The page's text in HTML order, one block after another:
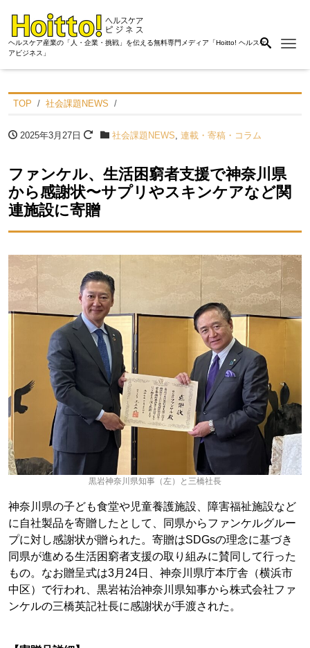
ヘルスケア産業の「人・企業・挑戦」を伝える無料専門メディア「Hoitto! ヘルスケ
アビジネス」
TOP 社会課題NEWS
2025年3月27日 社会課題NEWS 連載・寄稿・コラム
ファンケル、生活困窮者支援で神奈川県
から感謝状〜サプリやスキンケアなど関
連施設に寄贈
黒岩神奈川県知事（左）と三橋社長
神奈川県の子ども食堂や児童養護施設、障害福祉施設など
に自社製品を寄贈したとして、同県からファンケルグルー
プに対し感謝状が贈られた。寄贈はSDGsの理念に基づき
同県が進める生活困窮者支援の取り組みに賛同して行った
もの。なお贈呈式は3月24日、神奈川県庁本庁舎（横浜市
中区）で行われ、黒岩祐治神奈川県知事から株式会社ファ
ンケルの三橋英記社長に感謝状が手渡された。